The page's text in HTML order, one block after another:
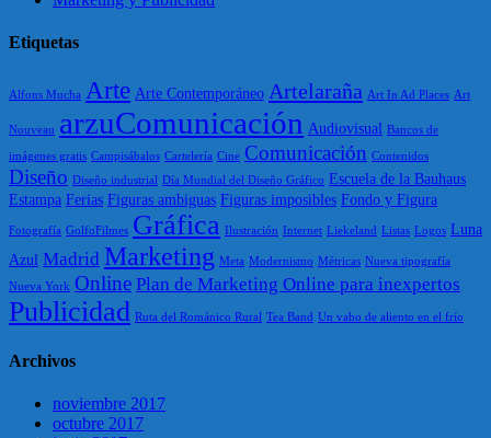
Etiquetas
Alfons Mucha Arte Arte Contemporáneo Artelaraña Art In Ad Places Art
Nouveau arzuComunicación Audiovisual Bancos de
imágenes gratis Campisábalos Cartelería Cine Comunicación Contenidos
Diseño Diseño industrial Día Mundial del Diseño Gráfico Escuela de la Bauhaus
Estampa Ferias Figuras ambiguas Figuras imposibles Fondo y Figura
Fotografía GolfoFilmes Gráfica Ilustración Internet Liekeland Listas Logos Luna
Azul Madrid Marketing Meta Modernismo Métricas Nueva tipografía
Nueva York Online Plan de Marketing Online para inexpertos
Publicidad Ruta del Románico Rural Tea Band Un vaho de aliento en el frío
Archivos
noviembre 2017
octubre 2017